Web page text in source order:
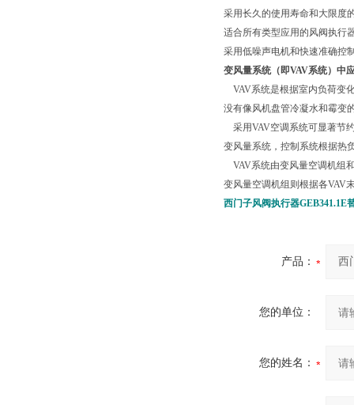
采用长久的使用寿命和大限度
适合所有类型应用的风阀执行
采用低噪声电机和快速准确控
变风量系统（即VAV系统）中
VAV系统是根据室内负荷变
没有像风机盘管冷凝水和霉变
采用VAV空调系统可显著节
变风量系统，控制系统根据热
VAV系统由变风量空调机组
变风量空调机组则根据各VAV
西门子风阀执行器GEB341.1E
产品：
您的单位：
您的姓名：